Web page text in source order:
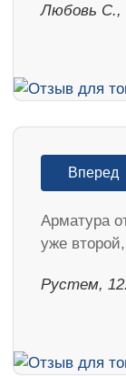
Любовь С.,
Вперед
Арматура
уже
Рустем,